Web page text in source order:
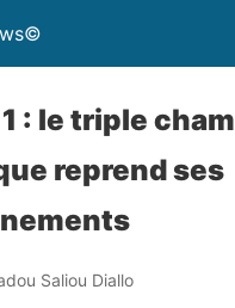
: le triple
reprend ses
Saliou Diallo